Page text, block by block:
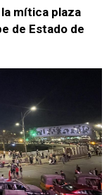
mítica plaza
de Estado de